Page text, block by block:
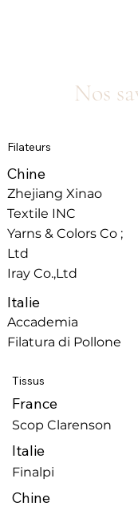
Nos
Filateurs
Chine
Zhejiang Xinao
Textile INC
Yarns & Colors Co ;
Ltd
Iray Co.,Ltd
Italie
Accademia
Filatura di Pollone
Tissus
France
Scop Clarenson
Italie
Finalpi
Chine